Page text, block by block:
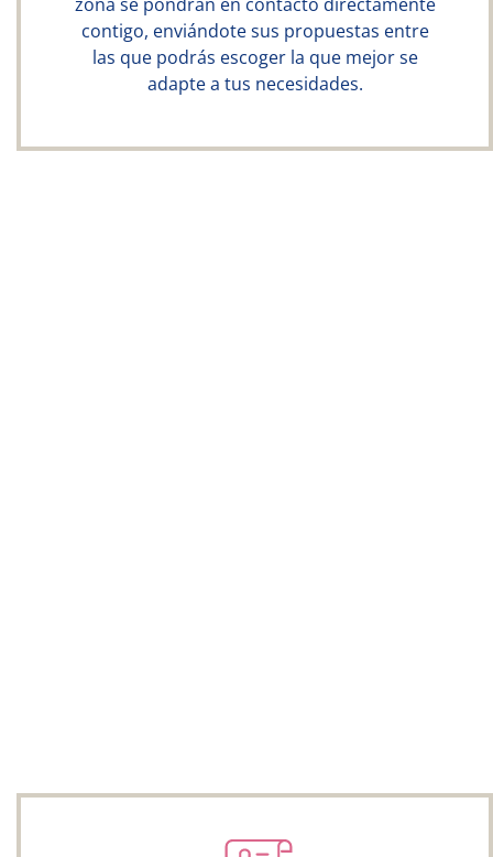
contigo, enviándote sus propuestas entre
las que podrás escoger la que mejor se
adapte a tus necesidades.